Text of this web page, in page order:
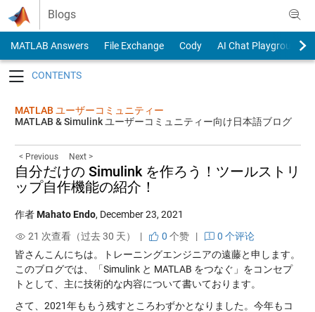
Skip to content
Blogs
MATLAB Answers File Exchange Cody
AI Chat Playground
MATLAB ユーザーコミュニティー
MATLAB & Simulink ユーザーコミュニティー向け日本語ブログ
< Previous Next >
自分だけの Simulink を作ろう！ツールストリ
ップ自作機能の紹介！
作者Mahato Endo, December 23, 2021
21 次查看（过去 30 天） |
0 个赞|
0 个评论
皆さんこんにちは。トレーニングエンジニアの遠藤と申します。
このブログでは、「Simulink と MATLAB をつなぐ」をコンセプ
トとして、主に技術的な内容について書いております。
さて、2021年ももう残すところわずかとなりました。今年もコ